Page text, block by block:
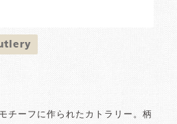
チーフに作られたカトラリー。柄